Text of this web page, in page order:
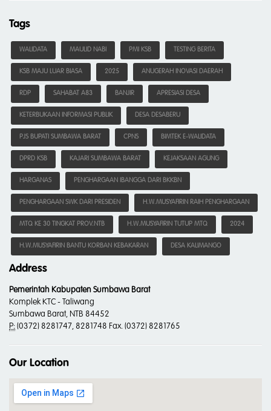
Tags
WALIDATA MAULID NABI PMI KSB TESTING BERITA
KSB MAJU LUAR BIASA 2025 ANUGERAH INOVASI DAERAH
RDP SAHABAT A83 BANJIR APRESIASI DESA
KETERBUKAAN INFORMASI PUBLIK DESA DESABERU
PJS BUPATI SUMBAWA BARAT CPNS BIMTEK E-WALIDATA
DPRD KSB KAJARI SUMBAWA BARAT KEJAKSAAN AGUNG
HARGANAS PENGHARGAAN IBANGGA DARI BKKBN
PENGHARGAAN SWK DARI PRESIDEN H.W.MUSYAFIRIN RAIH PENGHARGAAN
MTQ KE 30 TINGKAT PROV.NTB H.W.MUSYAFIRIN TUTUP MTQ 2024
H.W.MUSYAFIRIN BANTU KORBAN KEBAKARAN DESA KALIMANGO
Address
Pemerintah Kabupaten Sumbawa Barat
Komplek KTC - Taliwang
Sumbawa Barat, NTB 84452
P: (0372) 8281747, 8281748 Fax. (0372) 8281765
Our Location